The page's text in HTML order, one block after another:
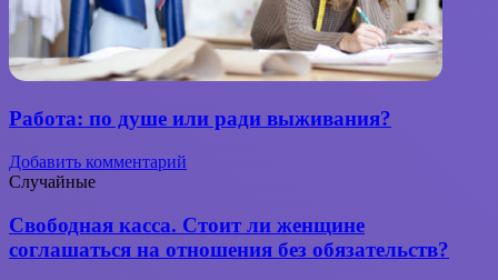
Работа: по душе или ради выживания?
Добавить комментарий
Случайные
Свободная
Стоит
Свободная касса. Стоит ли женщине
соглашаться на отношения без обязательств?